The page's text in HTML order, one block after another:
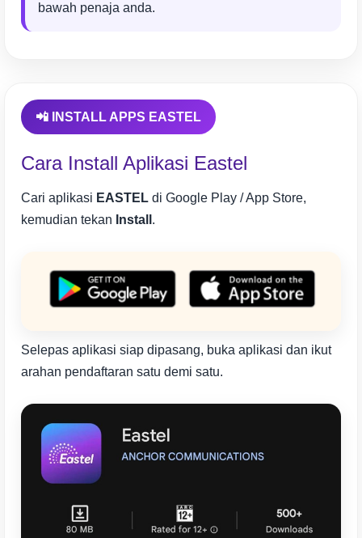
bawah penaja anda.
📲 INSTALL APPS EASTEL
Cara Install Aplikasi Eastel
Cari aplikasi EASTEL di Google Play / App Store,
kemudian tekan Install .
Selepas aplikasi siap dipasang, buka aplikasi dan ikut
arahan pendaftaran satu demi satu.